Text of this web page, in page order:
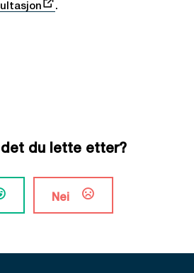
.
det du lette etter?
Nei